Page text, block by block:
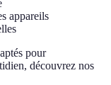
appareils
pour
découvrez nos